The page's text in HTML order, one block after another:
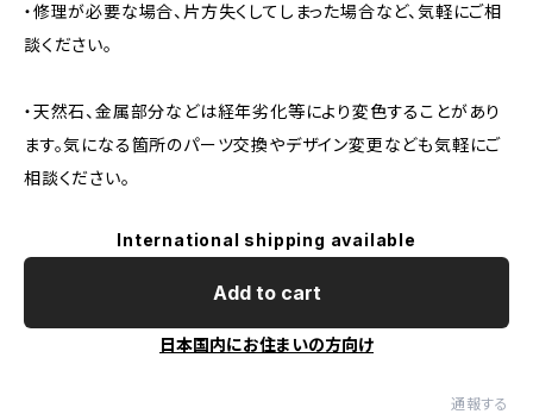
・修理が必要な場合、片方失くしてしまった場合など、気軽にご相
談ください。
・天然石、金属部分などは経年劣化等により変色することがあり
ます。気になる箇所のパーツ交換やデザイン変更なども気軽にご
相談ください。
International shipping available
Add to cart
日本国内にお住まいの方向け
通報する